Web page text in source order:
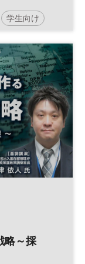
学生向け
略～採